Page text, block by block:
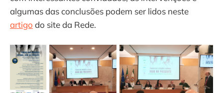
algumas das conclusões podem ser lidos neste
artigo do site da Rede.